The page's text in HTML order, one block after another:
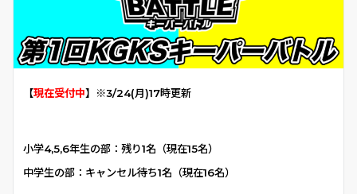
【現在受付中】※3/24(月)17時更新
小学4,5,6年生の部：残り1名（現在15名）
中学生の部：キャンセル待ち1名（現在16名）